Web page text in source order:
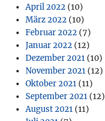
April 2022 (10)
März 2022 (10)
Februar 2022 (7)
Januar 2022 (12)
Dezember 2021 (10)
November 2021 (12)
Oktober 2021 (11)
September 2021 (12)
August 2021 (11)